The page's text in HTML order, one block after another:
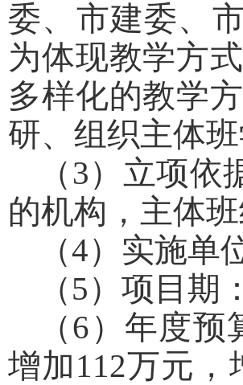
委、市建委、
为体现教学方
多样化的教学
研、组织主体
（3）立项
的机构，主体
（4）实施
（5）项目期
（6）年度
增加112万元，